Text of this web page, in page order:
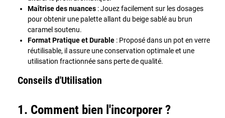
Maîtrise des nuances : Jouez facilement sur les dosages
pour obtenir une palette allant du beige sablé au brun
caramel soutenu.
Format Pratique et Durable : Proposé dans un pot en verre
réutilisable, il assure une conservation optimale et une
utilisation fractionnée sans perte de qualité.
Conseils d'Utilisation
1. Comment bien l'incorporer ?